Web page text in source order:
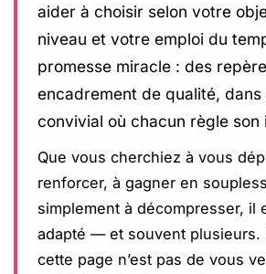
aider à choisir selon votre
niveau et votre emploi du
promesse miracle : des
encadrement de qualité,
convivial où chacun règle son
Que vous cherchiez à vous
renforcer, à gagner en
simplement à décompresser, il
adapté — et souvent plusieurs.
cette page n’est pas de vous